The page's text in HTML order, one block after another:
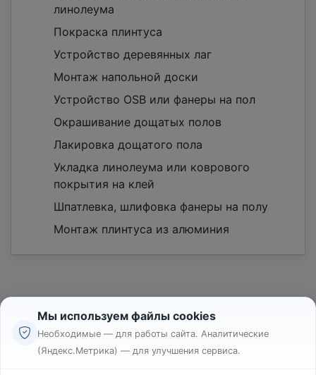
линолеума
Покраска плинтуса
Устройство деревянных лаг
Монтаж напольной доски
Устройство OSB или фанеры на пол
Окрашивание дощатых полов
Лакировка дощатого пола
Укладка линолеума или коврового
покрытия на клей
Шпатлевка, шлифовка фанеры на полу
Монтаж плинтуса из алюминия
Реклама
Мы используем файлы cookies
Необходимые — для работы сайта. Аналитические
(Яндекс.Метрика) — для улучшения сервиса.